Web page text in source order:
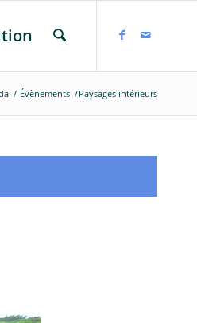
/ Évènements /Paysages intérieurs